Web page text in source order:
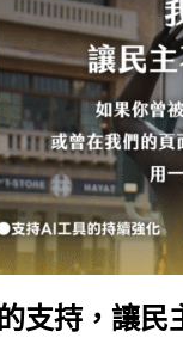
支持，讓民